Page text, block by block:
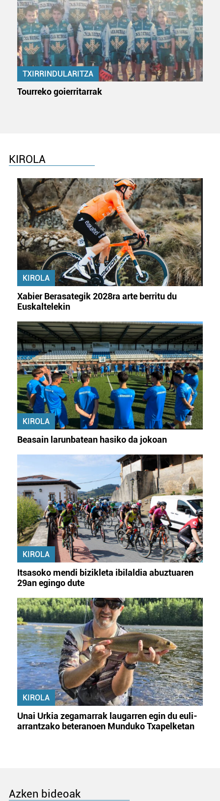
TXIRRINDULARITZA
Tourreko goierritarrak
KIROLA
KIROLA
Xabier Berasategik 2028ra arte berritu du
Euskaltelekin
KIROLA
Beasain larunbatean hasiko da jokoan
KIROLA
Itsasoko mendi bizikleta ibilaldia abuztuaren
29an egingo dute
KIROLA
Unai Urkia zegamarrak laugarren egin du euli-
arrantzako beteranoen Munduko Txapelketan
Azken bideoak